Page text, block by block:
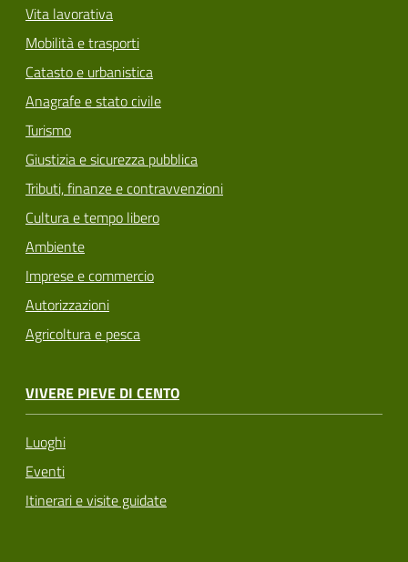
Vita lavorativa
Mobilità e trasporti
Catasto e urbanistica
Anagrafe e stato civile
Turismo
Giustizia e sicurezza pubblica
Tributi, finanze e contravvenzioni
Cultura e tempo libero
Ambiente
Imprese e commercio
Autorizzazioni
Agricoltura e pesca
VIVERE PIEVE DI CENTO
Luoghi
Eventi
Itinerari e visite guidate